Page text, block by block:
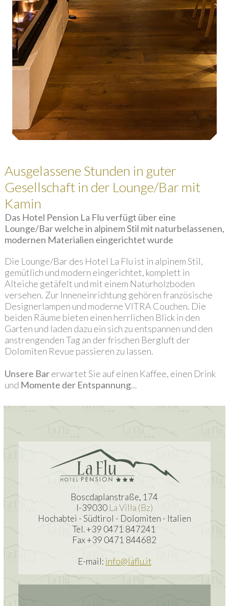
Ausgelassene Stunden in guter
Gesellschaft in der Lounge/Bar mit
Kamin
Das Hotel Pension La Flu verfügt über eine
Lounge/Bar welche in alpinem Stil mit naturbelassenen,
modernen Materialien eingerichtet wurde
Die Lounge/Bar des Hotel La Flu ist in alpinem Stil,
gemütlich und modern eingerichtet, komplett in
Alteiche getäfelt und mit einem Naturholzboden
versehen. Zur Inneneinrichtung gehören französische
Designerlampen und moderne VITRA Couchen. Die
beiden Räume bieten einen herrlichen Blick in den
Garten und laden dazu ein sich zu entspannen und den
anstrengenden Tag an der frischen Bergluft der
Dolomiten Revue passieren zu lassen.
Unsere Barerwartet Sie auf einen Kaffee, einen Drink
und Momente der Entspannung...
Boscdaplanstraße, 174
I-39030 La Villa (Bz)
Hochabtei - Südtirol - Dolomiten - Italien
Tel. +39 0471 847241
Fax +39 0471 844682
E-mail: info@laflu.it